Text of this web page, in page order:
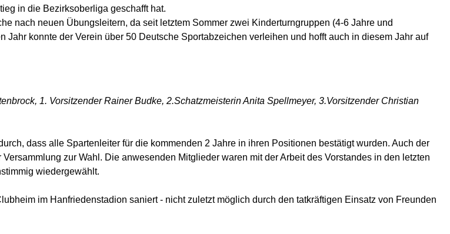
in die Bezirksoberliga geschafft hat.
nach neuen Übungsleitern, da seit letztem Sommer zwei Kinderturngruppen (4-6 Jahre und
konnte der Verein über 50 Deutsche Sportabzeichen verleihen und hofft auch in diesem Jahr auf
1. Vorsitzender Rainer Budke, 2.Schatzmeisterin Anita Spellmeyer, 3.Vorsitzender Christian
dass alle Spartenleiter für die kommenden 2 Jahre in ihren Positionen bestätigt wurden. Auch der
zur Wahl. Die anwesenden Mitglieder waren mit der Arbeit des Vorstandes in den letzten
wiedergewählt.
im Hanfriedenstadion saniert - nicht zuletzt möglich durch den tatkräftigen Einsatz von Freunden